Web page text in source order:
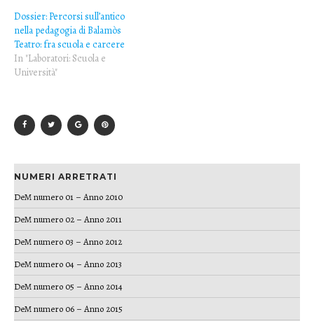
Dossier: Percorsi sull’antico
nella pedagogia di Balamòs
Teatro: fra scuola e carcere
In "Laboratori: Scuola e
Università"
NUMERI ARRETRATI
DeM numero 01 – Anno 2010
DeM numero 02 – Anno 2011
DeM numero 03 – Anno 2012
DeM numero 04 – Anno 2013
DeM numero 05 – Anno 2014
DeM numero 06 – Anno 2015